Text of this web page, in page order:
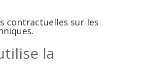
contractuelles sur les
la